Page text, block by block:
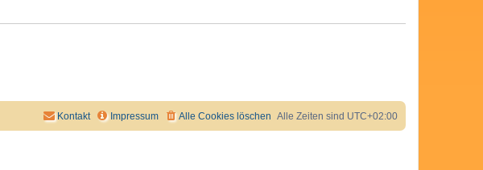
Alle Zeiten sind UTC+02:00
Alle Cookies löschen
Impressum
Kontakt